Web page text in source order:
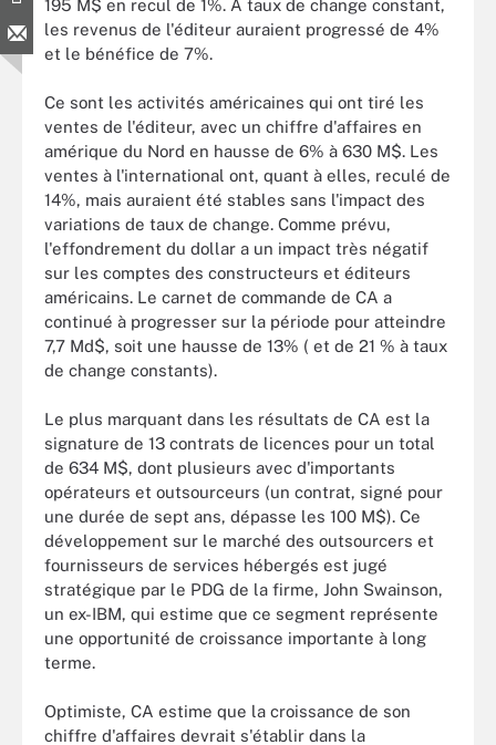
195 M$ en recul de 1%. A taux de change constant,
les revenus de l'éditeur auraient progressé de 4%
et le bénéfice de 7%.
Ce sont les activités américaines qui ont tiré les
ventes de l'éditeur, avec un chiffre d'affaires en
amérique du Nord en hausse de 6% à 630 M$. Les
ventes à l'international ont, quant à elles, reculé de
14%, mais auraient été stables sans l'impact des
variations de taux de change. Comme prévu,
l'effondrement du dollar a un impact très négatif
sur les comptes des constructeurs et éditeurs
américains. Le carnet de commande de CA a
continué à progresser sur la période pour atteindre
7,7 Md$, soit une hausse de 13% ( et de 21 % à taux
de change constants).
Le plus marquant dans les résultats de CA est la
signature de 13 contrats de licences pour un total
de 634 M$, dont plusieurs avec d'importants
opérateurs et outsourceurs (un contrat, signé pour
une durée de sept ans, dépasse les 100 M$). Ce
développement sur le marché des outsourcers et
fournisseurs de services hébergés est jugé
stratégique par le PDG de la firme, John Swainson,
un ex-IBM, qui estime que ce segment représente
une opportunité de croissance importante à long
terme.
Optimiste, CA estime que la croissance de son
chiffre d'affaires devrait s'établir dans la